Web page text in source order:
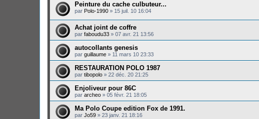
Peinture du cache culbuteur...
par Polo-1990 » 15 juil. 10 16:04
Achat joint de coffre
par faboudu33 » 07 avr. 21 13:56
autocollants genesis
par guillaume » 11 mars 10 23:33
RESTAURATION POLO 1987
par tibopolo » 22 déc. 20 21:25
Enjoliveur pour 86C
par archeo » 05 févr. 21 18:05
Ma Polo Coupe edition Fox de 1991.
par Jo59 » 23 janv. 21 18:16